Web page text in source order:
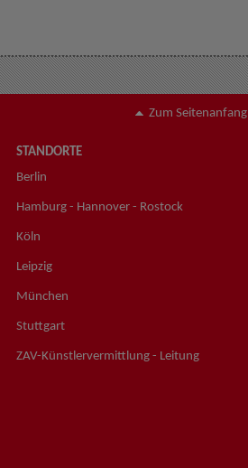
Zum Seitenanfang
STANDORTE
Berlin
Hamburg - Hannover - Rostock
Köln
Leipzig
München
Stuttgart
ZAV-Künstlervermittlung - Leitung